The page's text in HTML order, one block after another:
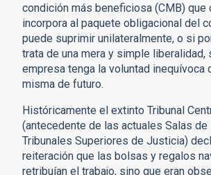
condición más beneficiosa (CMB) que
incorpora al paquete obligacional del
puede suprimir unilateralmente, o si
trata de una mera y simple liberalidad,
empresa tenga la voluntad inequívoca
misma de futuro.
Históricamente el extinto Tribunal
(antecedente de las actuales Salas
Tribunales Superiores de Justicia)
reiteración que las bolsas y regalos
retribuían el trabajo, sino que eran